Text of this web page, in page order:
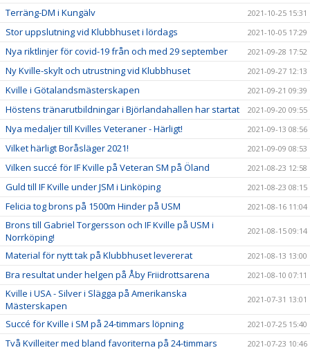
Terräng-DM i Kungälv 2021-10-25 15:31
Stor uppslutning vid Klubbhuset i lördags 2021-10-05 17:29
Nya riktlinjer för covid-19 från och med 29 september 2021-09-28 17:52
Ny Kville-skylt och utrustning vid Klubbhuset 2021-09-27 12:13
Kville i Götalandsmästerskapen 2021-09-21 09:39
Höstens tränarutbildningar i Björlandahallen har startat 2021-09-20 09:55
Nya medaljer till Kvilles Veteraner - Härligt! 2021-09-13 08:56
Vilket härligt Boråsläger 2021! 2021-09-09 08:53
Vilken succé för IF Kville på Veteran SM på Öland 2021-08-23 12:58
Guld till IF Kville under JSM i Linköping 2021-08-23 08:15
Felicia tog brons på 1500m Hinder på USM 2021-08-16 11:04
Brons till Gabriel Torgersson och IF Kville på USM i
Norrköping!
2021-08-15 09:14
Material för nytt tak på Klubbhuset levererat 2021-08-13 13:00
Bra resultat under helgen på Åby Friidrottsarena 2021-08-10 07:11
Kville i USA - Silver i Slägga på Amerikanska
Mästerskapen
2021-07-31 13:01
Succé för Kville i SM på 24-timmars löpning 2021-07-25 15:40
Två Kvilleiter med bland favoriterna på 24-timmars 2021-07-23 10:46